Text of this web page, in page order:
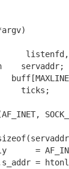
listenfd,
servaddr;
ticks;
=
=